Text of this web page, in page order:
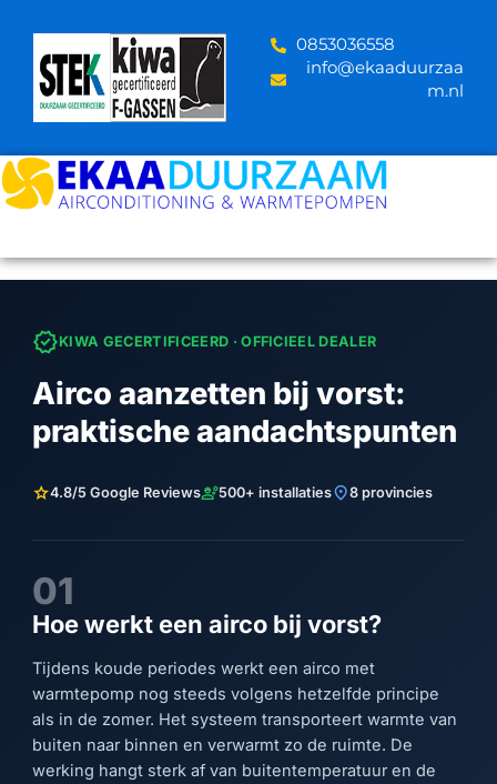
content
‪0853036558
info@ekaaduurzaa
m.nl
verifiedKIWA GECERTIFICEERD · OFFICIEEL DEALER
Airco aanzetten bij vorst:
praktische aandachtspunten
star4.8/5 Google Reviewsengineering500+ installatieslocation_on8 provincies
01
Hoe werkt een airco bij vorst?
Tijdens koude periodes werkt een airco met
warmtepomp nog steeds volgens hetzelfde principe
als in de zomer. Het systeem transporteert warmte van
buiten naar binnen en verwarmt zo de ruimte. De
werking hangt sterk af van buitentemperatuur en de